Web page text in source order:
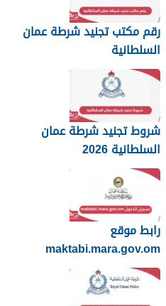
رقم مكتب تجنيد شرطة عمان
السلطانية
شروط تجنيد شرطة عمان
السلطانية 2026
رابط موقع
maktabi.mara.gov.om
تسجيل الدخول